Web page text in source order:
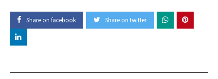
Share on facebook Share on twitter